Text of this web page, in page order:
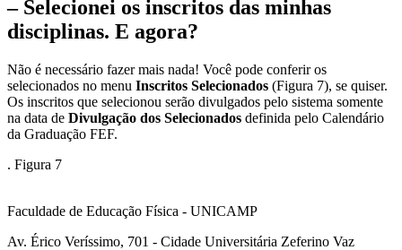
– Selecionei os inscritos das minhas
disciplinas. E agora?
Não é necessário fazer mais nada! Você pode conferir os
selecionados no menu Inscritos Selecionados (Figura 7), se quiser.
Os inscritos que selecionou serão divulgados pelo sistema somente
na data de Divulgação dos Selecionados definida pelo Calendário
da Graduação FEF.
. Figura 7
Faculdade de Educação Física - UNICAMP
Av. Érico Veríssimo, 701 - Cidade Universitária Zeferino Vaz